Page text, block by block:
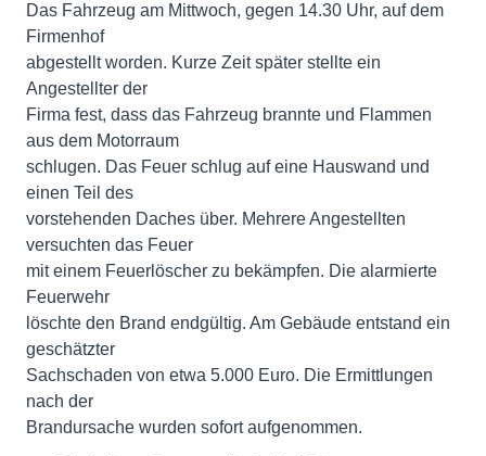
Das Fahrzeug am Mittwoch, gegen 14.30 Uhr, auf dem
Firmenhof
abgestellt worden. Kurze Zeit später stellte ein
Angestellter der
Firma fest, dass das Fahrzeug brannte und Flammen
aus dem Motorraum
schlugen. Das Feuer schlug auf eine Hauswand und
einen Teil des
vorstehenden Daches über. Mehrere Angestellten
versuchten das Feuer
mit einem Feuerlöscher zu bekämpfen. Die alarmierte
Feuerwehr
löschte den Brand endgültig. Am Gebäude entstand ein
geschätzter
Sachschaden von etwa 5.000 Euro. Die Ermittlungen
nach der
Brandursache wurden sofort aufgenommen.